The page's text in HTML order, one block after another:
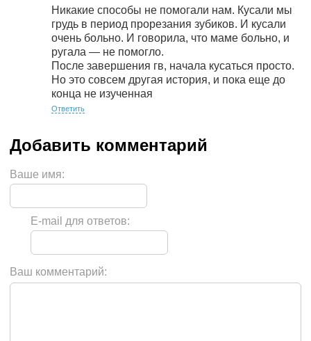
Никакие способы не помогали нам. Кусали мы
грудь в период прорезания зубиков. И кусали
очень больно. И говорила, что маме больно, и
ругала — не помогло.
После завершения гв, начала кусаться просто.
Но это совсем другая история, и пока еще до
конца не изученная
Ответить
Ваше имя:
E-mail для ответов:
Ваш комментарий: